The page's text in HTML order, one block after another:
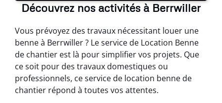
Découvrez nos activités à Berrwiller
Vous prévoyez des travaux nécessitant louer une
benne à Berrwiller ? Le service de Location Benne
de chantier est là pour simplifier vos projets. Que
ce soit pour des travaux domestiques ou
professionnels, ce service de location benne de
chantier répond à toutes vos attentes.